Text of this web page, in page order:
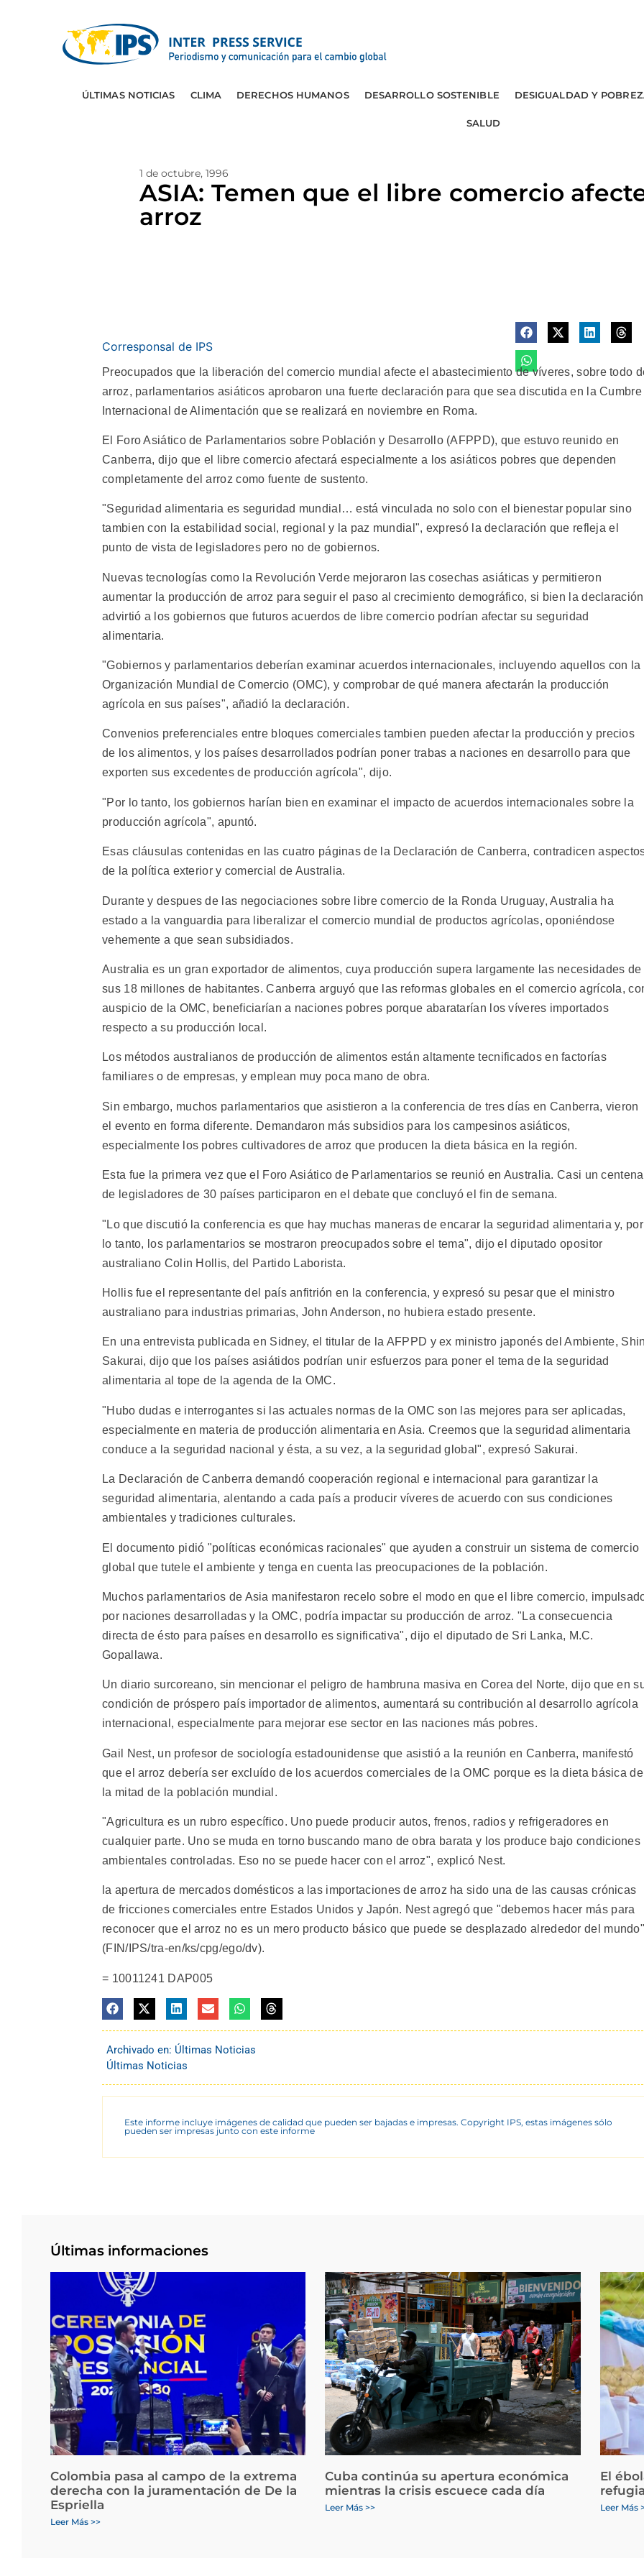
ÚLTIMAS NOTICIAS CLIMA DERECHOS HUMANOS DESARROLLO SOSTENIBLE DESIGUALDAD Y
SALUD
1 de octubre, 1996
ASIA: Temen que el libre comercio
arroz
Corresponsal de IPS
Preocupados que la liberación del comercio mundial afecte el abastecimiento de víveres, sobre todo
arroz, parlamentarios asiáticos aprobaron una fuerte declaración para que sea discutida en la Cumbre
Internacional de Alimentación que se realizará en noviembre en Roma.
El Foro Asiático de Parlamentarios sobre Población y Desarrollo (AFPPD), que estuvo reunido en
Canberra, dijo que el libre comercio afectará especialmente a los asiáticos pobres que dependen
completamente del arroz como fuente de sustento.
"Seguridad alimentaria es seguridad mundial… está vinculada no solo con el bienestar popular sino
tambien con la estabilidad social, regional y la paz mundial", expresó la declaración que refleja el
punto de vista de legisladores pero no de gobiernos.
Nuevas tecnologías como la Revolución Verde mejoraron las cosechas asiáticas y permitieron
aumentar la producción de arroz para seguir el paso al crecimiento demográfico, si bien la declaración
advirtió a los gobiernos que futuros acuerdos de libre comercio podrían afectar su seguridad
alimentaria.
"Gobiernos y parlamentarios deberían examinar acuerdos internacionales, incluyendo aquellos con la
Organización Mundial de Comercio (OMC), y comprobar de qué manera afectarán la producción
agrícola en sus países", añadió la declaración.
Convenios preferenciales entre bloques comerciales tambien pueden afectar la producción y precios
de los alimentos, y los países desarrollados podrían poner trabas a naciones en desarrollo para que
exporten sus excedentes de producción agrícola", dijo.
"Por lo tanto, los gobiernos harían bien en examinar el impacto de acuerdos internacionales sobre la
producción agrícola", apuntó.
Esas cláusulas contenidas en las cuatro páginas de la Declaración de Canberra, contradicen
de la política exterior y comercial de Australia.
Durante y despues de las negociaciones sobre libre comercio de la Ronda Uruguay, Australia ha
estado a la vanguardia para liberalizar el comercio mundial de productos agrícolas, oponiéndose
vehemente a que sean subsidiados.
Australia es un gran exportador de alimentos, cuya producción supera largamente las necesidades de
sus 18 millones de habitantes. Canberra arguyó que las reformas globales en el comercio agrícola,
auspicio de la OMC, beneficiarían a naciones pobres porque abaratarían los víveres importados
respecto a su producción local.
Los métodos australianos de producción de alimentos están altamente tecnificados en factorías
familiares o de empresas, y emplean muy poca mano de obra.
Sin embargo, muchos parlamentarios que asistieron a la conferencia de tres días en Canberra, vieron
el evento en forma diferente. Demandaron más subsidios para los campesinos asiáticos,
especialmente los pobres cultivadores de arroz que producen la dieta básica en la región.
Esta fue la primera vez que el Foro Asiático de Parlamentarios se reunió en Australia. Casi un
de legisladores de 30 países participaron en el debate que concluyó el fin de semana.
"Lo que discutió la conferencia es que hay muchas maneras de encarar la seguridad alimentaria y, por
lo tanto, los parlamentarios se mostraron preocupados sobre el tema", dijo el diputado opositor
australiano Colin Hollis, del Partido Laborista.
Hollis fue el representante del país anfitrión en la conferencia, y expresó su pesar que el ministro
australiano para industrias primarias, John Anderson, no hubiera estado presente.
En una entrevista publicada en Sidney, el titular de la AFPPD y ex ministro japonés del Ambiente,
Sakurai, dijo que los países asiátidos podrían unir esfuerzos para poner el tema de la seguridad
alimentaria al tope de la agenda de la OMC.
"Hubo dudas e interrogantes si las actuales normas de la OMC son las mejores para ser aplicadas,
especialmente en materia de producción alimentaria en Asia. Creemos que la seguridad alimentaria
conduce a la seguridad nacional y ésta, a su vez, a la seguridad global", expresó Sakurai.
La Declaración de Canberra demandó cooperación regional e internacional para garantizar la
seguridad alimentaria, alentando a cada país a producir víveres de acuerdo con sus condiciones
ambientales y tradiciones culturales.
El documento pidió "políticas económicas racionales" que ayuden a construir un sistema de comercio
global que tutele el ambiente y tenga en cuenta las preocupaciones de la población.
Muchos parlamentarios de Asia manifestaron recelo sobre el modo en que el libre comercio,
por naciones desarrolladas y la OMC, podría impactar su producción de arroz. "La consecuencia
directa de ésto para países en desarrollo es significativa", dijo el diputado de Sri Lanka, M.C.
Gopallawa.
Un diario surcoreano, sin mencionar el peligro de hambruna masiva en Corea del Norte, dijo que en
condición de próspero país importador de alimentos, aumentará su contribución al desarrollo agrícola
internacional, especialmente para mejorar ese sector en las naciones más pobres.
Gail Nest, un profesor de sociología estadounidense que asistió a la reunión en Canberra, manifestó
que el arroz debería ser excluído de los acuerdos comerciales de la OMC porque es la dieta básica de
la mitad de la población mundial.
"Agricultura es un rubro específico. Uno puede producir autos, frenos, radios y refrigeradores en
cualquier parte. Uno se muda en torno buscando mano de obra barata y los produce bajo condiciones
ambientales controladas. Eso no se puede hacer con el arroz", explicó Nest.
la apertura de mercados domésticos a las importaciones de arroz ha sido una de las causas crónicas
de fricciones comerciales entre Estados Unidos y Japón. Nest agregó que "debemos hacer más para
reconocer que el arroz no es un mero producto básico que puede se desplazado alrededor del
(FIN/IPS/tra-en/ks/cpg/ego/dv).
= 10011241 DAP005
Archivado en: Últimas Noticias
Últimas Noticias
Este informe incluye imágenes de calidad que pueden ser bajadas e impresas. Copyright IPS, estas imágenes sólo
pueden ser impresas junto con este informe
Últimas informaciones
Colombia pasa al campo de la extrema
derecha con la juramentación de De la
Espriella
Leer Más >>
Cuba continúa su apertura económica
mientras la crisis escuece cada día
Leer Más >>
El
Leer Más